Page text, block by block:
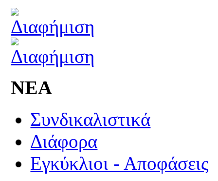
ΝΕΑ
Συνδικαλιστικά
Διάφορα
Εγκύκλιοι - Αποφάσεις